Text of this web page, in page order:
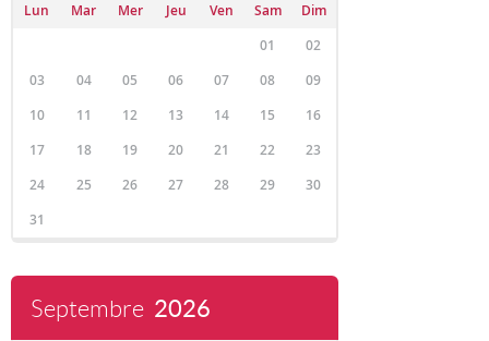
Lun Mar Mer Jeu Ven Sam
Dim
01
02
03
04 05 06 07 08
09
10
11 12 13 14 15
16
17
18 19 20 21 22
23
24
25 26 27 28 29
30
31
Septembre 2026